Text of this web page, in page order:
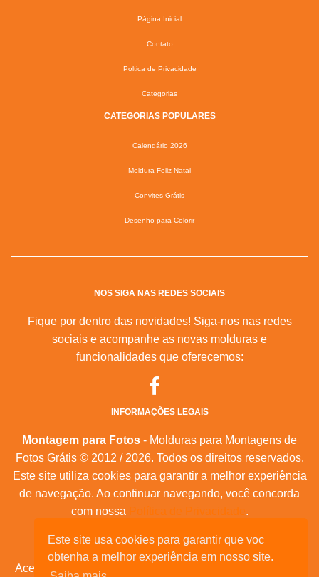
Este site usa cookies para garantir que voc
obtenha a melhor experiência em nosso site.
Página Inicial
Contato
Poltica de Privacidade
Categorias
CATEGORIAS POPULARES
Calendário 2026
Moldura Feliz Natal
Convites Grátis
Desenho para Colorir
NOS SIGA NAS REDES SOCIAIS
Fique por dentro das novidades! Siga-nos nas redes
sociais e acompanhe as novas molduras e
funcionalidades que oferecemos:
INFORMAÇÕES LEGAIS
Montagem para Fotos - Molduras para Montagens de
Fotos Grátis © 2012 / 2026. Todos os direitos reservados.
Este site utiliza cookies para garantir a melhor experiência
de navegação. Ao continuar navegando, você concorda
com nossa Política de Privacidade.
Mapa do Site |Feeds RSS |Sobre Nós
Acesse nossas molduras para: